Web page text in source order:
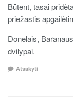
Būtent, tasai
priežastis
Donelais,
dvilypai.
Atsakyti